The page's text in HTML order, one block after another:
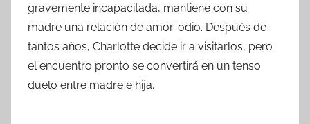
gravemente incapacitada, mantiene con su
madre una relación de amor-odio. Después de
tantos años, Charlotte decide ir a visitarlos, pero
el encuentro pronto se convertirá en un tenso
duelo entre madre e hija.